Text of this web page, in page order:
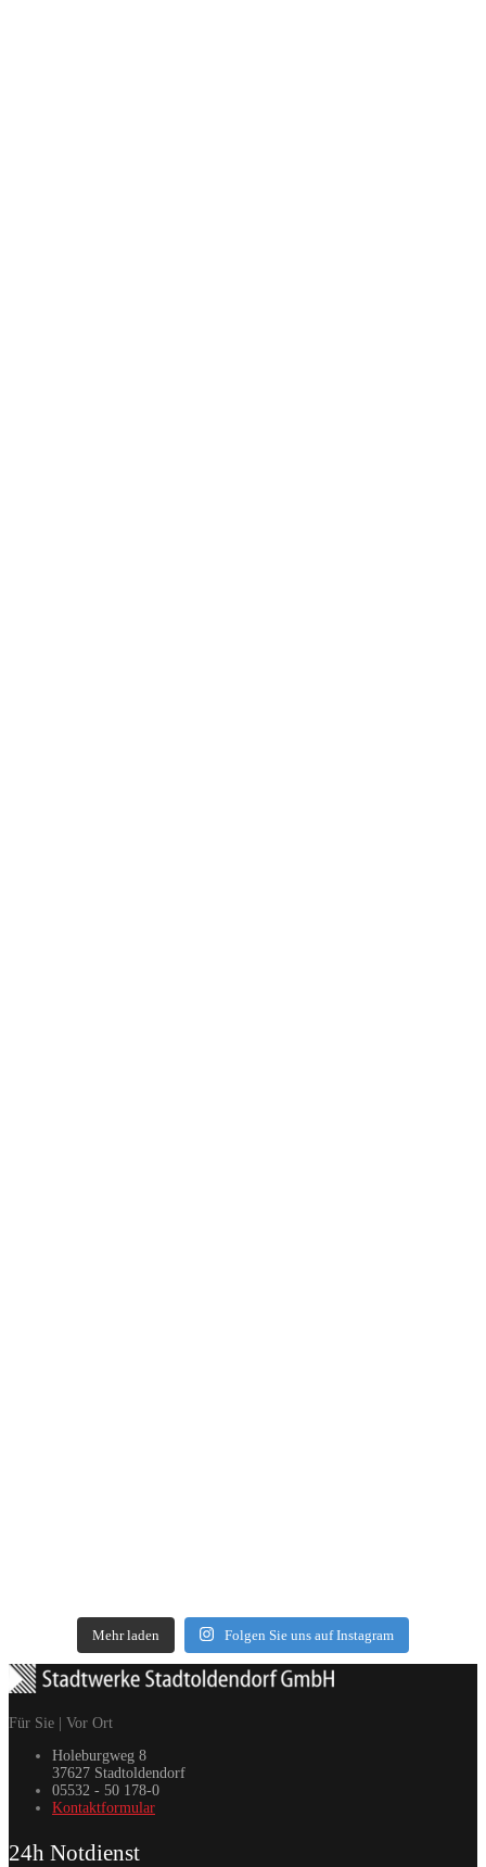
Mehr laden Folgen Sie uns auf Instagram
Für Sie | Vor Ort
Holeburgweg 8
37627 Stadtoldendorf
05532 - 50 178-0
Kontaktformular
24h Notdienst